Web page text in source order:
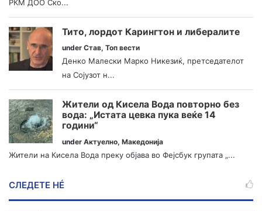
РКМ ДОО Ско...
Тито, лордот Карингтон и либералите
under Став, Топ вести
Денко Малески Марко Никезиќ, претседателот
на Сојузот н...
Жители од Кисела Вода повторно без
вода: „Истата цевка пука веќе 14
години“
under Актуелно, Македонија
Жители на Кисела Вода преку објава во Фејсбук групата „...
СЛЕДЕТЕ НÉ